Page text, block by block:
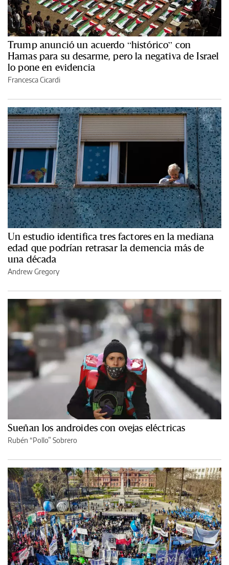
Trump anunció un acuerdo “histórico” con
Hamas para su desarme, pero la negativa de Israel
lo pone en evidencia
Francesca Cicardi
Un estudio identifica tres factores en la mediana
edad que podrían retrasar la demencia más de
una década
Andrew Gregory
Sueñan los androides con ovejas eléctricas
Rubén “Pollo” Sobrero